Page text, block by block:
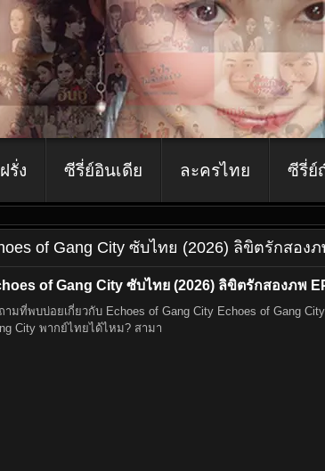
รั่ง ซีรี่ย์อินเดีย ละครไทย ซีรี่ย์
of Gang City ซับไทย (2026) ลิขิตรักสองภ
of Gang City ซับไทย (2026) ลิขิตรักสองภพ
ยเกี่ยวกับ Echoes of Gang City Echoes of Gang City เป็นแนวไหน? เป็นซีรีย์แนวอาชญากรรม ดราม่า และแก๊งมาเฟีย เนื้อเรื่องเข้มข้นและจริงจัง ดู Echoes of
City พากย์ไทยได้ไหม? สามา